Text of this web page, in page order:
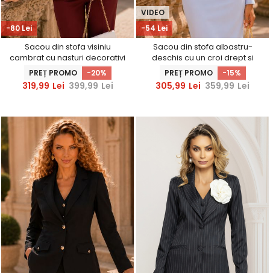
-80 Lei
Sacou din stofa visiniu
cambrat cu nasturi decorativi
aurii - StarShinerS
PREȚ PROMO -20%
319,99 Lei 399,99 Lei
-54 Lei
VIDEO
Sacou din stofa albastru-
deschis cu un croi drept si
insertii de dantela -
StarShinerS
PREȚ PROMO -15%
305,99 Lei 359,99 Lei